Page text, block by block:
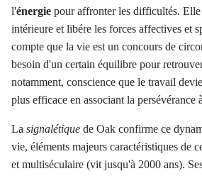
l'énergie pour affronter les difficultés.
intérieure et libére les forces affectives et
compte que la vie est un concours de
besoin d'un certain équilibre pour
notamment, conscience que le travail
plus efficace en associant la persévérance
La signalétique de Oak confirme ce
vie, éléments majeurs caractéristiques de
et multiséculaire (vit jusqu'à 2000 ans).